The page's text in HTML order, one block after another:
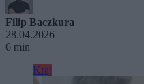
Filip Baczkura
28.04.2026
6 min
Kraj